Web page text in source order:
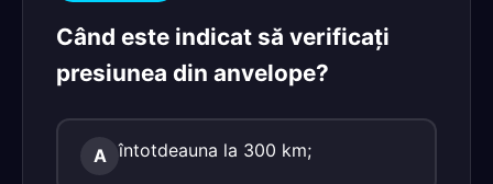
Când este indicat să verificaţi
presiunea din anvelope?
A întotdeauna la 300 km;